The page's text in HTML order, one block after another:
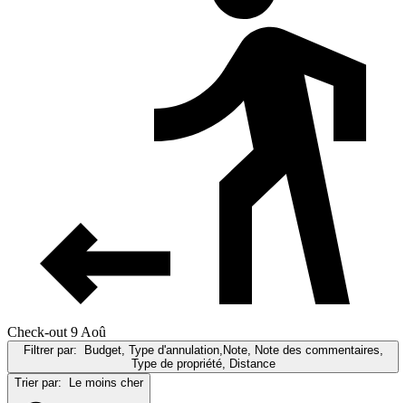
Check-out 9 Aoû
Filtrer par:
Budget, Type d'annulation,Note, Note des commentaires,
Type de propriété, Distance
Trier par:
Le moins cher